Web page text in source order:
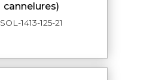
cannelures)
SOL-1413-125-21